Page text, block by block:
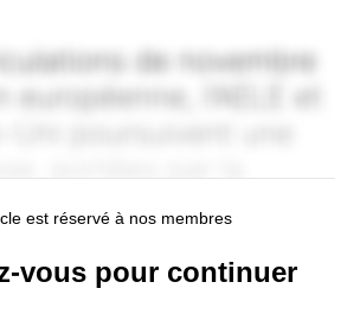
est réservé à nos membres
vous pour continuer